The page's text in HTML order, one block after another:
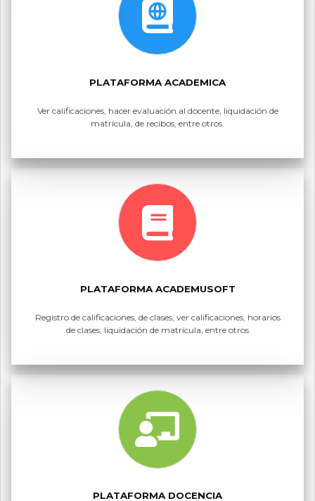
PLATAFORMA ACADEMICA
Ver calificaciones, hacer evaluación al docente, liquidación de
matrícula, de recibos, entre otros.
PLATAFORMA ACADEMUSOFT
Registro de calificaciones, de clases, ver calificaciones, horarios
de clases, liquidación de matrícula, entre otros
PLATAFORMA DOCENCIA